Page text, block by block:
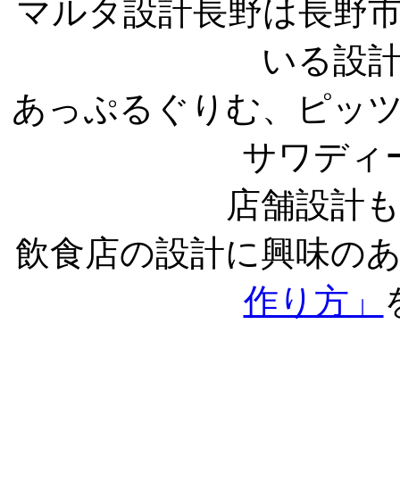
マルタ設計長野は長野
いる設
あっぷるぐりむ、ピッ
サワディ
店舗設計
飲食店の設計に興味の
作り方」